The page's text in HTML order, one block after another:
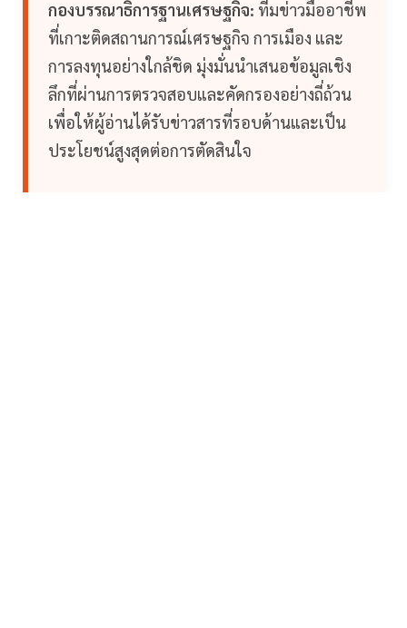
กองบรรณาธิการฐานเศรษฐกิจ: ทีมข่าวมืออาชีพ
ที่เกาะติดสถานการณ์เศรษฐกิจ การเมือง และ
การลงทุนอย่างใกล้ชิด มุ่งมั่นนำเสนอข้อมูลเชิง
ลึกที่ผ่านการตรวจสอบและคัดกรองอย่างถี่ถ้วน
เพื่อให้ผู้อ่านได้รับข่าวสารที่รอบด้านและเป็น
ประโยชน์สูงสุดต่อการตัดสินใจ